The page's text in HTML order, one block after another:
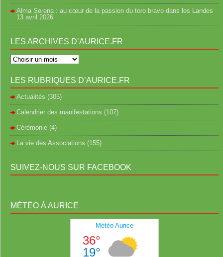
Alma Serena : au cœur de la passion du toro bravo dans les Landes
13 avril 2026
LES ARCHIVES D’AURICE.FR
LES RUBRIQUES D’AURICE.FR
Actualités (305)
Calendrier des manifestations (107)
Cérémonie (4)
La vie des Associations (155)
SUIVEZ-NOUS SUR FACEBOOK
MÉTÉO À AURICE